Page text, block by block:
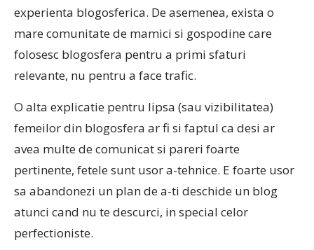
experienta blogosferica. De asemenea, exista o
mare comunitate de mamici si gospodine care
folosesc blogosfera pentru a primi sfaturi
relevante, nu pentru a face trafic.
O alta explicatie pentru lipsa (sau vizibilitatea)
femeilor din blogosfera ar fi si faptul ca desi ar
avea multe de comunicat si pareri foarte
pertinente, fetele sunt usor a-tehnice. E foarte usor
sa abandonezi un plan de a-ti deschide un blog
atunci cand nu te descurci, in special celor
perfectioniste.